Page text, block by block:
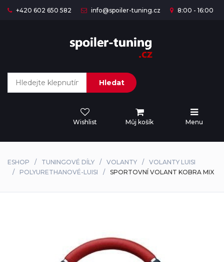
+420 602 650 582 info@spoiler-tuning.cz 8:00 - 16:00
Hledat
Wishlist Můj košík Menu
ESHOP TUNINGOVÉ DÍLY VOLANTY
VOLANTY LUISI
POLYURETHANOVÉ-LUISI
SPORTOVNÍ VOLANT KOBRA MIX